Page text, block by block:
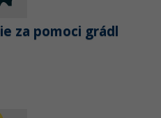
za pomoci grádl